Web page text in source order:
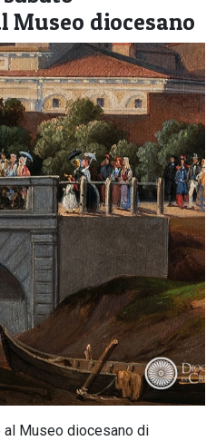
Museo diocesano
al Museo diocesano di